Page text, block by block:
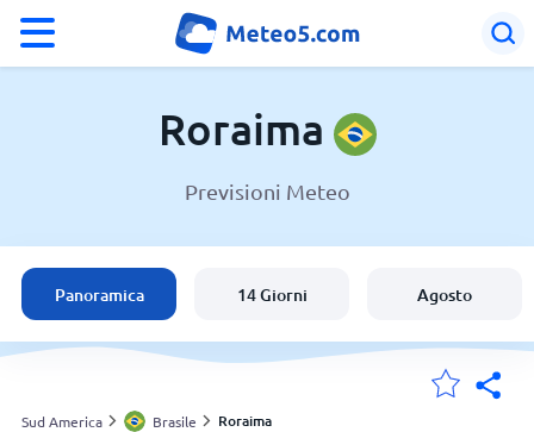
Brasile
Italia
Svizzera
Roraima
Previsioni Meteo
Panoramica 14 Giorni Agosto
Sud America Brasile Roraima